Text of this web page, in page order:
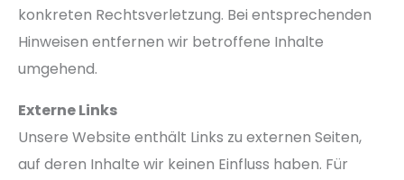
konkreten Rechtsverletzung. Bei entsprechenden
Hinweisen entfernen wir betroffene Inhalte
umgehend.
Externe Links
Unsere Website enthält Links zu externen Seiten,
auf deren Inhalte wir keinen Einfluss haben. Für